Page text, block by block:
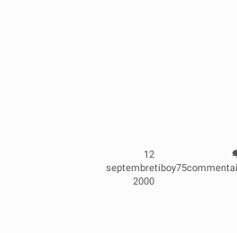
12
septembre
2000
tiboy75